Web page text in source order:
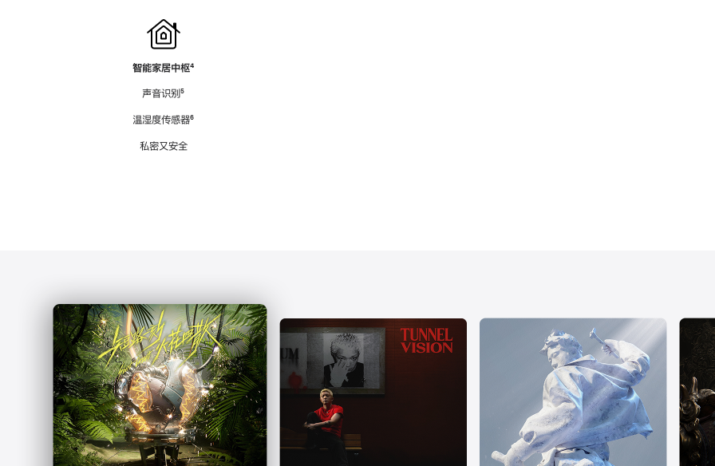
智能家居中枢脚
⁴
声音识别脚
⁵
温湿度传感器脚
⁶
私密又安全